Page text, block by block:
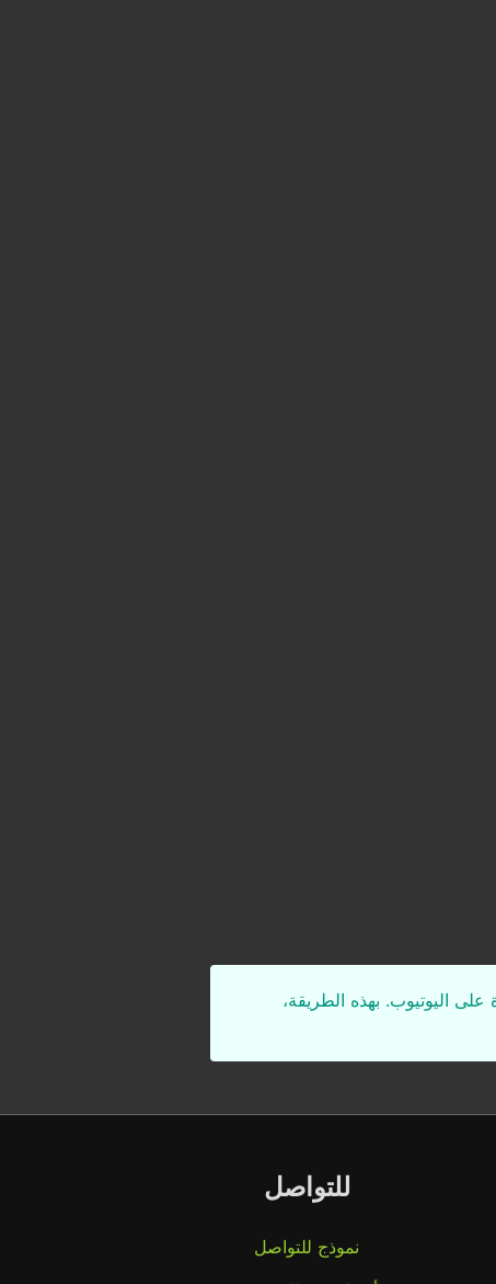
على اليوتيوب. بهذه الطريقة،
للتواصل
نموذج للتواصل